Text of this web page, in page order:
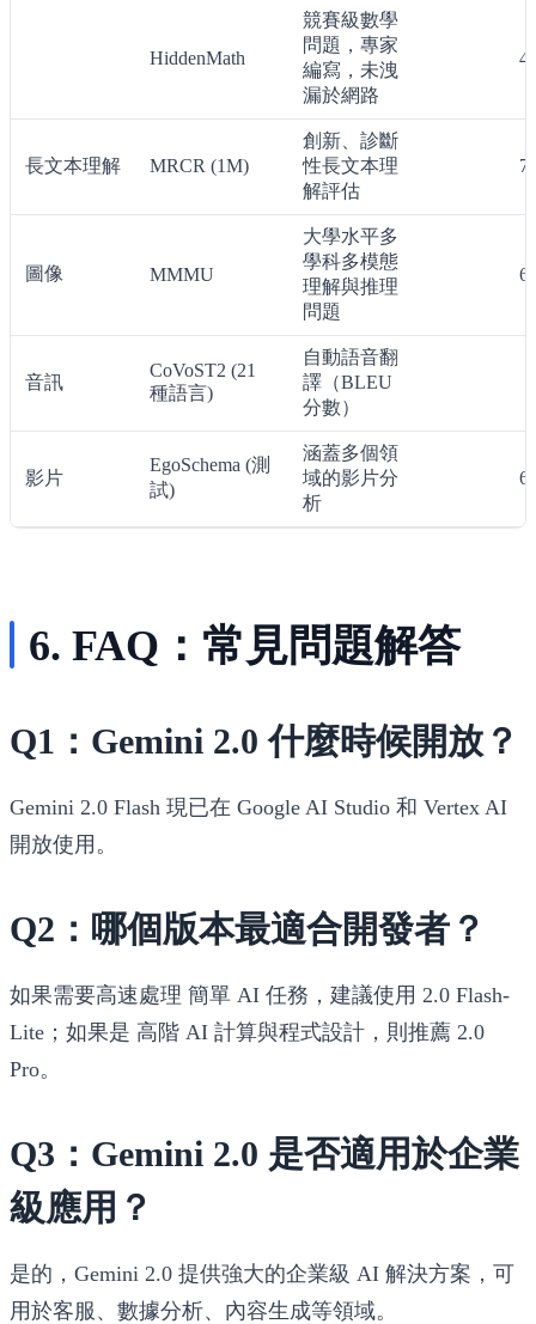
HiddenMath
競賽級數學
問題，專家
編寫，未洩
漏於網路
長文本理解 MRCR (1M)
創新、診斷
性長文本理
解評估
圖像 MMMU
大學水平多
學科多模態
理解與推理
問題
音訊
CoVoST2 (21
種語言)
自動語音翻
譯（BLEU
分數）
影片
EgoSchema (測
試)
涵蓋多個領
域的影片分
析
6. FAQ：常見問題解答
Q1：Gemini 2.0 什麼時候開放？
Gemini 2.0 Flash 現已在 Google AI Studio 和 Vertex AI
開放使用。
Q2：哪個版本最適合開發者？
如果需要高速處理 簡單 AI 任務 ，建議使用 2.0 Flash-
Lite ；如果是 高階 AI 計算與程式設計 ，則推薦 2.0
Pro。
Q3：Gemini 2.0 是否適用於企業
級應用？
是的，Gemini 2.0 提供強大的企業級 AI 解決方案，可
用於客服、數據分析、內容生成等領域。